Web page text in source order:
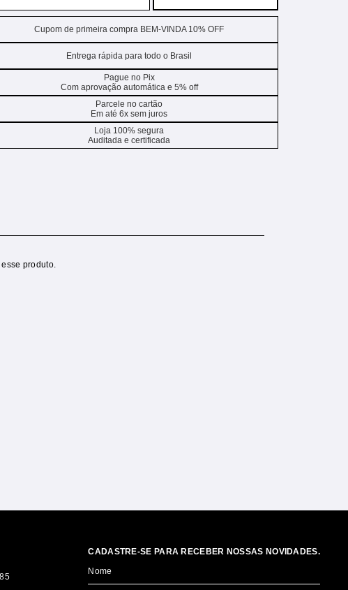
Cupom de primeira compra BEM-VINDA 10% OFF
Entrega rápida para todo o Brasil
Pague no Pix
Com aprovação automática e 5% off
Parcele no cartão
Em até 6x sem juros
Loja 100% segura
Auditada e certificada
produto.
CADASTRE-SE PARA RECEBER NOSSAS NOVIDADES.
Nome